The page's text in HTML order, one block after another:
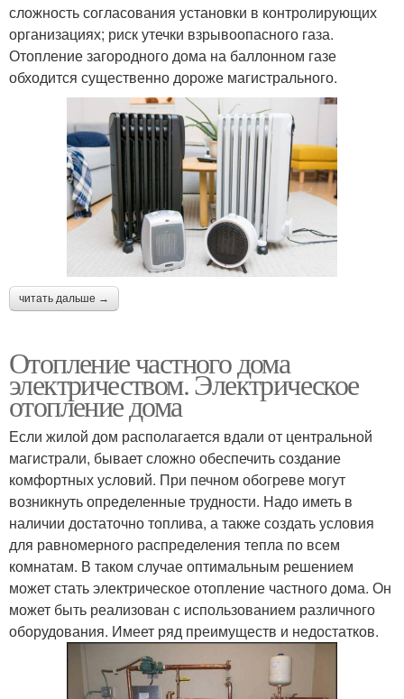
сложность согласования установки в контролирующих
организациях; риск утечки взрывоопасного газа.
Отопление загородного дома на баллонном газе
обходится существенно дороже магистрального.
читать дальше →
Отопление частного дома
электричеством. Электрическое
отопление дома
Если жилой дом располагается вдали от центральной
магистрали, бывает сложно обеспечить создание
комфортных условий. При печном обогреве могут
возникнуть определенные трудности. Надо иметь в
наличии достаточно топлива, а также создать условия
для равномерного распределения тепла по всем
комнатам. В таком случае оптимальным решением
может стать электрическое отопление частного дома. Он
может быть реализован с использованием различного
оборудования. Имеет ряд преимуществ и недостатков.